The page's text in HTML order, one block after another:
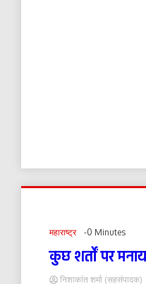
महाराष्ट्र -0 Minutes
कुछ शर्तों पर
निशाकांत शर्मा (सहसंपादक)